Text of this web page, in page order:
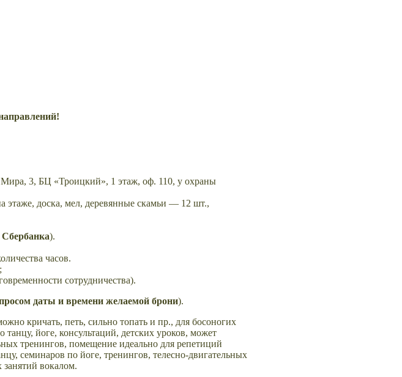
Мира, 3, БЦ «Троицкий», 1 этаж, оф. 110, у охраны
этаже, доска, мел, деревянные скамьи — 12 шт.,
Сбербанка).
часов.
сотрудничества).
даты и времени желаемой брони).
кричать, петь, сильно топать и пр., для босоногих
йоге, консультаций, детских уроков, может
тренингов, помещение идеально для репетиций
семинаров по йоге, тренингов, телесно-двигательных
занятий вокалом.